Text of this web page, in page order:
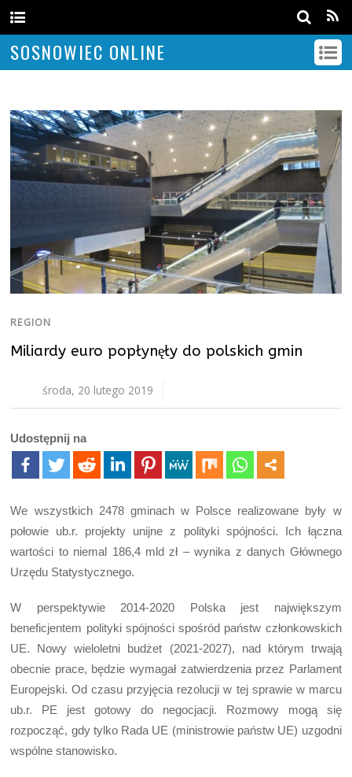
SOSNOWIEC ONLINE
REGION
Miliardy euro popłynęły do polskich gmin
środa, 20 lutego 2019
Udostępnij na
We wszystkich 2478 gminach w Polsce realizowane były w
połowie ub.r. projekty unijne z polityki spójności. Ich łączna
wartości to niemal 186,4 mld zł – wynika z danych Głównego
Urzędu Statystycznego.
W perspektywie 2014-2020 Polska jest największym
beneficjentem polityki spójności spośród państw członkowskich
UE. Nowy wieloletni budżet (2021-2027), nad którym trwają
obecnie prace, będzie wymagał zatwierdzenia przez Parlament
Europejski. Od czasu przyjęcia rezolucji w tej sprawie w marcu
ub.r. PE jest gotowy do negocjacji. Rozmowy mogą się
rozpocząć, gdy tylko Rada UE (ministrowie państw UE) uzgodni
wspólne stanowisko.